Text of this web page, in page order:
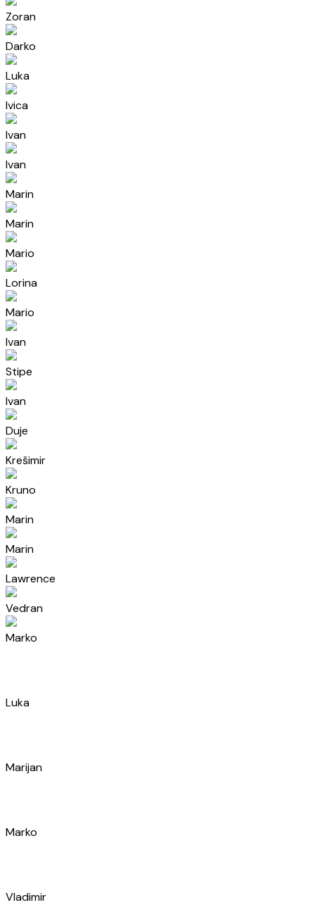
Zoran
Darko
Luka
Ivica
Ivan
Ivan
Marin
Marin
Mario
Lorina
Mario
Ivan
Stipe
Ivan
Duje
Krešimir
Kruno
Marin
Marin
Lawrence
Vedran
Marko
Marijan
Kristijan